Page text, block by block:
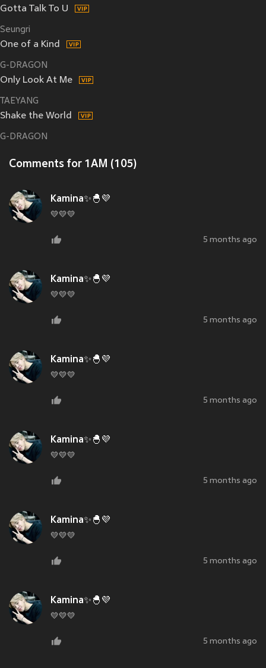
Gotta Talk To U
Seungri
One of a Kind
G-DRAGON
Only Look At Me
TAEYANG
Shake the World
G-DRAGON
Comments for 1AM (105)
Kamina✨🐣💜
💛💛💛
5 months ago
Kamina✨🐣💜
💛💛💛
5 months ago
Kamina✨🐣💜
💛💛💛
5 months ago
Kamina✨🐣💜
💛💛💛
5 months ago
Kamina✨🐣💜
💛💛💛
5 months ago
Kamina✨🐣💜
💛💛💛
5 months ago